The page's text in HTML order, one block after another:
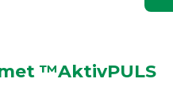
85 mm™AktivPULS